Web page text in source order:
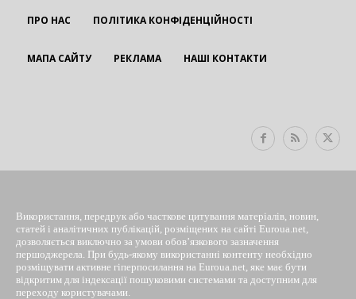
ПРО НАС ПОЛІТИКА КОНФІДЕНЦІЙНОСТІ
МАПА САЙТУ РЕКЛАМА НАШІ КОНТАКТИ
Використання, передрук або часткове цитування матеріалів, новин,
статей і аналітичних публікацій, розміщених на сайті Euroua.net,
дозволяється виключно за умови обов’язкового зазначення
першоджерела. При будь-якому використанні контенту необхідно
розміщувати активне гіперпосилання на Euroua.net, яке має бути
відкритим для індексації пошуковими системами та доступним для
переходу користувачами.